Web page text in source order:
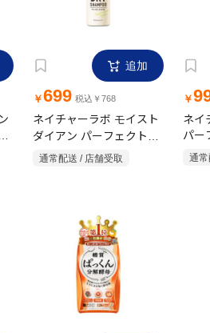
追加
￥699 税込￥768
ネイチャーラボ モイスト
ダイアン パーフェクトビ
ー フレッシュシトラスペ
通常配送 / 店舗受取
￥
ネイ
パー
ィ
通常